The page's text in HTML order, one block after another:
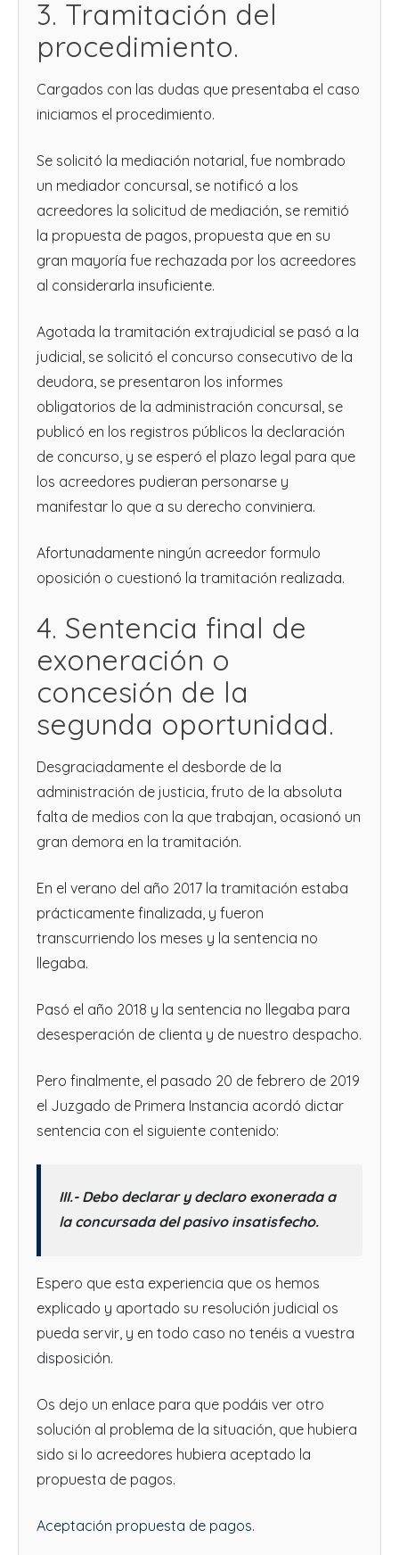
3. Tramitación del
procedimiento.
Cargados con las dudas que presentaba el caso
iniciamos el procedimiento.
Se solicitó la mediación notarial, fue nombrado
un mediador concursal, se notificó a los
acreedores la solicitud de mediación, se remitió
la propuesta de pagos, propuesta que en su
gran mayoría fue rechazada por los acreedores
al considerarla insuficiente.
Agotada la tramitación extrajudicial se pasó a la
judicial, se solicitó el concurso consecutivo de la
deudora, se presentaron los informes
obligatorios de la administración concursal, se
publicó en los registros públicos la declaración
de concurso, y se esperó el plazo legal para que
los acreedores pudieran personarse y
manifestar lo que a su derecho conviniera.
Afortunadamente ningún acreedor formulo
oposición o cuestionó la tramitación realizada.
4. Sentencia final de
exoneración o
concesión de la
segunda oportunidad.
Desgraciadamente el desborde de la
administración de justicia, fruto de la absoluta
falta de medios con la que trabajan, ocasionó un
gran demora en la tramitación.
En el verano del año 2017 la tramitación estaba
prácticamente finalizada, y fueron
transcurriendo los meses y la sentencia no
llegaba.
Pasó el año 2018 y la sentencia no llegaba para
desesperación de clienta y de nuestro despacho.
Pero finalmente, el pasado 20 de febrero de 2019
el Juzgado de Primera Instancia acordó dictar
sentencia con el siguiente contenido:
III.- Debo declarar y declaro exonerada a
la concursada del pasivo insatisfecho.
Espero que esta experiencia que os hemos
explicado y aportado su resolución judicial os
pueda servir, y en todo caso no tenéis a vuestra
disposición.
Os dejo un enlace para que podáis ver otro
solución al problema de la situación, que hubiera
sido si lo acreedores hubiera aceptado la
propuesta de pagos.
Aceptación propuesta de pagos.